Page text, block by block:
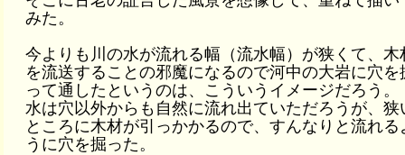
みた。
今よりも川の水が流れる幅（流水幅）が狭くて、木
を流送することの邪魔になるので河中の大岩に穴を
って通したというのは、こういうイメージだろう。
水は穴以外からも自然に流れ出ていただろうが、狭
ところに木材が引っかかるので、すんなりと流れる
うに穴を掘った。